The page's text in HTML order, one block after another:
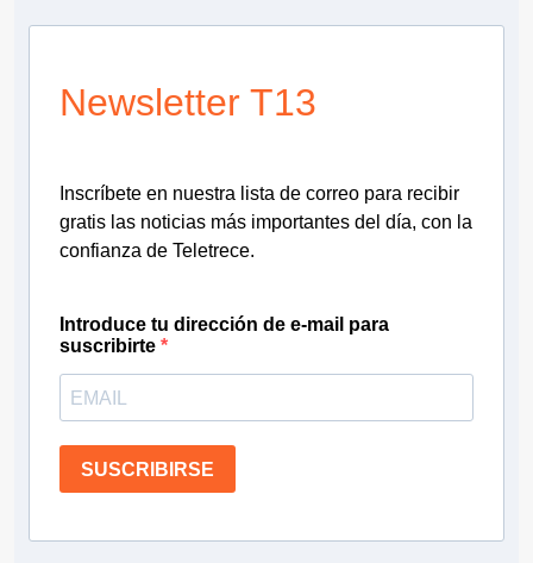
Newsletter T13
Inscríbete en nuestra lista de correo para recibir
gratis las noticias más importantes del día, con la
confianza de Teletrece.
Introduce tu dirección de e-mail para
suscribirte
SUSCRIBIRSE